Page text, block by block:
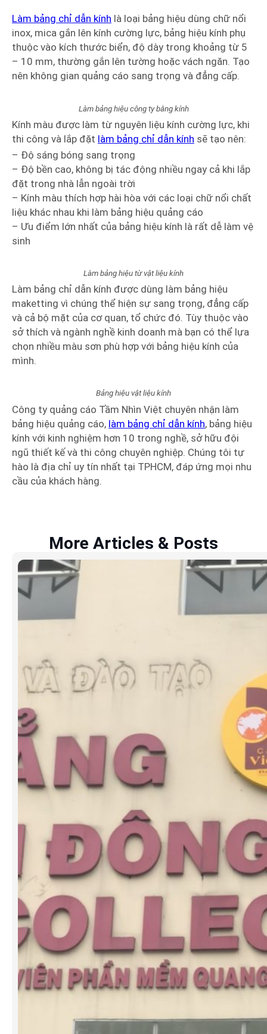
Làm bảng chỉ dẫn kính là loại bảng hiệu dùng chữ nổi
inox, mica gắn lên kính cường lực, bảng hiệu kính phụ
thuộc vào kích thước biển, độ dày trong khoảng từ 5
– 10 mm, thường gắn lên tường hoặc vách ngăn. Tạo
nên không gian quảng cáo sang trọng và đẳng cấp.
Làm bảng hiệu công ty bằng kính
Kính màu được làm từ nguyên liệu kính cường lực, khi
thi công và lắp đặt làm bảng chỉ dẫn kính sẽ tạo nên:
– Độ sáng bóng sang trọng
– Độ bền cao, không bị tác động nhiều ngay cả khi lắp
đặt trong nhà lẫn ngoài trời
– Kính màu thích hợp hài hòa với các loại chữ nổi chất
liệu khác nhau khi làm bảng hiệu quảng cáo
– Ưu điểm lớn nhất của bảng hiệu kính là rất dễ làm vệ
sinh
Làm bảng hiệu từ vật liệu kính
Làm bảng chỉ dẫn kính được dùng làm bảng hiệu
maketting vì chúng thể hiện sự sang trọng, đẳng cấp
và cả bộ mặt của cơ quan, tổ chức đó. Tùy thuộc vào
sở thích và ngành nghề kinh doanh mà bạn có thể lựa
chọn nhiều màu sơn phù hợp với bảng hiệu kính của
mình.
Bảng hiệu vật liệu kính
Công ty quảng cáo Tầm Nhìn Việt chuyên nhận làm
bảng hiệu quảng cáo, làm bảng chỉ dẫn kính, bảng hiệu
kính với kinh nghiệm hơn 10 trong nghề, sở hữu đội
ngũ thiết kế và thi công chuyên nghiệp. Chúng tôi tự
hào là địa chỉ uy tín nhất tại TPHCM, đáp ứng mọi nhu
cầu của khách hàng.
More Articles & Posts